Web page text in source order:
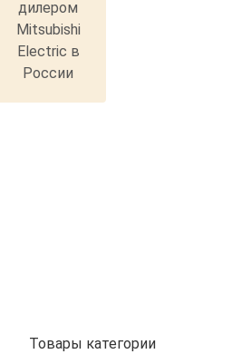
дилером
Mitsubishi
Electric в
России
Товары категории